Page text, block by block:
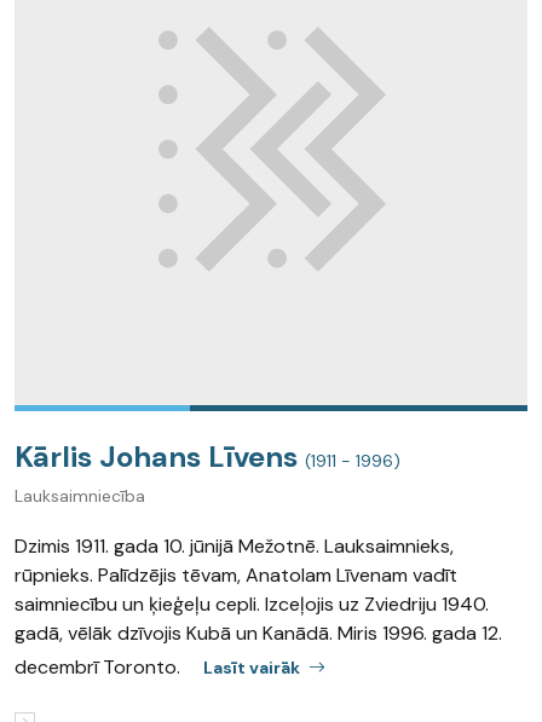
Kārlis Johans Līvens (1911 - 1996)
Lauksaimniecība
Dzimis 1911. gada 10. jūnijā Mežotnē. Lauksaimnieks,
rūpnieks. Palīdzējis tēvam, Anatolam Līvenam vadīt
saimniecību un ķieģeļu cepli. Izceļojis uz Zviedriju 1940.
gadā, vēlāk dzīvojis Kubā un Kanādā. Miris 1996. gada 12.
decembrī Toronto.
Lasīt vairāk